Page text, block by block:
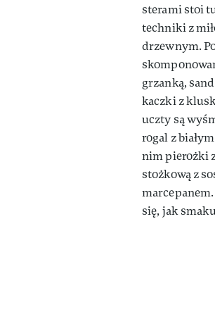
sterami stoi
techniki z
drzewnym.
grzanką,
kaczki z
uczty są
rogal z
nim pierożki
stożkową z
się, jak